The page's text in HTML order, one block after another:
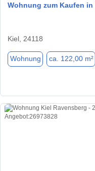
Wohnung zum Kaufen in
Kiel, 24118
Wohnung ca. 122,00 m²